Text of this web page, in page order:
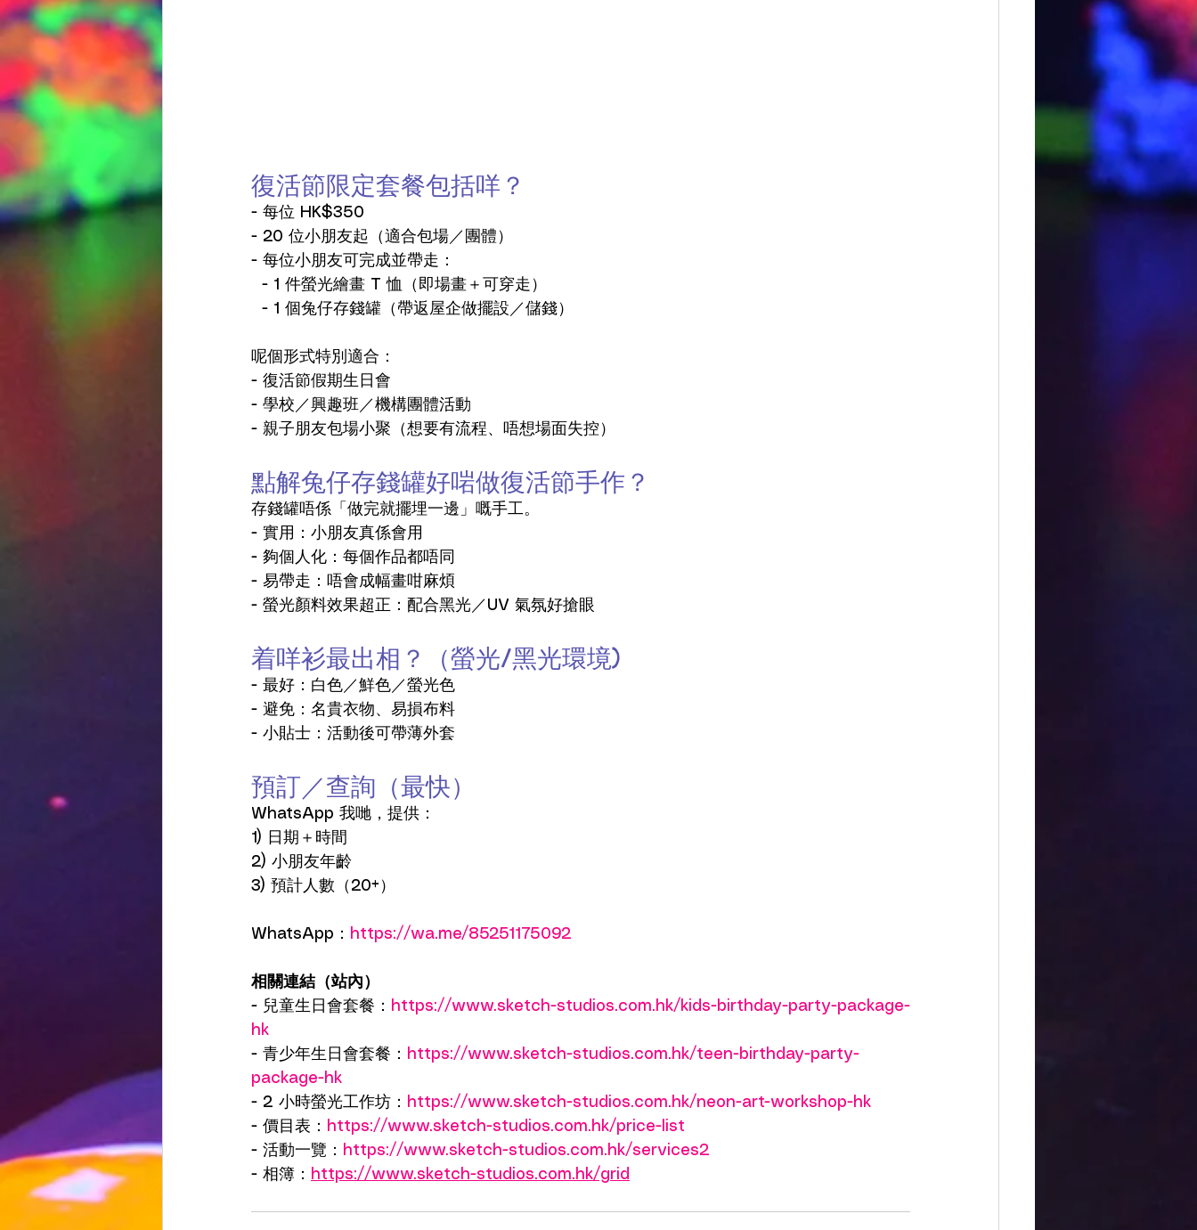
復活節限定套餐包括咩？
- 每位 HK$350
- 20 位小朋友起（適合包場／團體）
- 每位小朋友可完成並帶走：
  - 1 件螢光繪畫 T 恤（即場畫＋可穿走）
  - 1 個兔仔存錢罐（帶返屋企做擺設／儲錢）
呢個形式特別適合：
- 復活節假期生日會
- 學校／興趣班／機構團體活動
- 親子朋友包場小聚（想要有流程、唔想場面失控）
點解兔仔存錢罐好啱做復活節手作？
存錢罐唔係「做完就擺埋一邊」嘅手工。
- 實用：小朋友真係會用
- 夠個人化：每個作品都唔同
- 易帶走：唔會成幅畫咁麻煩
- 螢光顏料效果超正：配合黑光／UV 氣氛好搶眼
着咩衫最出相？（螢光/黑光環境)
- 最好：白色／鮮色／螢光色
- 避免：名貴衣物、易損布料
- 小貼士：活動後可帶薄外套
預訂／查詢（最快）
WhatsApp 我哋，提供：
1) 日期＋時間
2) 小朋友年齡
3) 預計人數（20+）
WhatsApp： https://wa.me/85251175092
相關連結（站內）
- 兒童生日會套餐： https://www.sketch-studios.com.hk/kids-birthday-party-package-
hk
- 青少年生日會套餐： https://www.sketch-studios.com.hk/teen-birthday-party-
package-hk
- 2 小時螢光工作坊： https://www.sketch-studios.com.hk/neon-art-workshop-hk
- 價目表： https://www.sketch-studios.com.hk/price-list
- 活動一覽： https://www.sketch-studios.com.hk/services2
- 相簿： https://www.sketch-studios.com.hk/grid